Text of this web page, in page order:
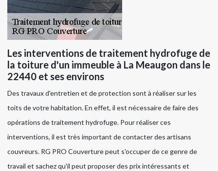
Les interventions de traitement hydrofuge de
la toiture d'un immeuble à La Meaugon dans le
22440 et ses environs
Des travaux d'entretien et de protection sont à réaliser sur les
toits de votre habitation. En effet, il est nécessaire de faire des
opérations de traitement hydrofuge. Pour réaliser ces
interventions, il est très important de contacter des artisans
couvreurs. RG PRO Couverture peut s'occuper de ce genre de
travail et sachez qu'il peut proposer des prix intéressants et